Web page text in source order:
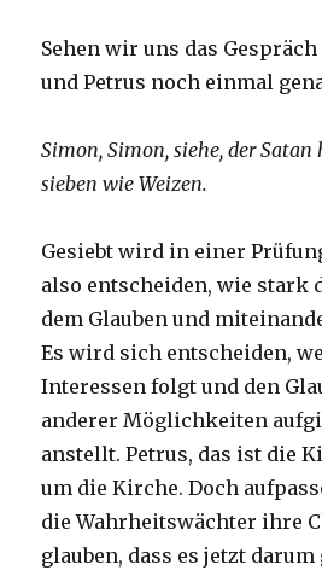
Sehen wir uns das
und Petrus noch einmal
Simon, Simon, siehe, der Satan
sieben wie Weizen.
Gesiebt wird in einer
also entscheiden, wie stark
dem Glauben und
Es wird sich entscheiden,
Interessen folgt und den
anderer Möglichkeiten
anstellt. Petrus, das ist die
um die Kirche. Doch
die Wahrheitswächter ihre
glauben, dass es jetzt